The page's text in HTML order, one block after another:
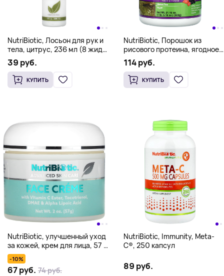
NutriBiotic, Лосьон для рук и
тела, цитрус, 236 мл (8 жидк.
унц.)
39 руб.
КУПИТЬ
NutriBiotic, Порошок из
рисового протеина, ягодное
ассорти, 1 фунт. (600 г)
114 руб.
КУПИТЬ
NutriBiotic, улучшенный уход
за кожей, крем для лица, 57 г
(2 унции)
-10%
67 руб. 74 руб.
NutriBiotic, Immunity, Meta-
C®, 250 капсул
89 руб.